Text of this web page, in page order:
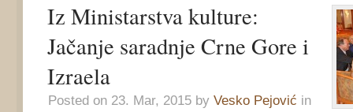
Iz Ministarstva kulture:
Jačanje saradnje Crne Gore i
Izraela
Posted on 23. Mar, 2015 by Vesko Pejović in